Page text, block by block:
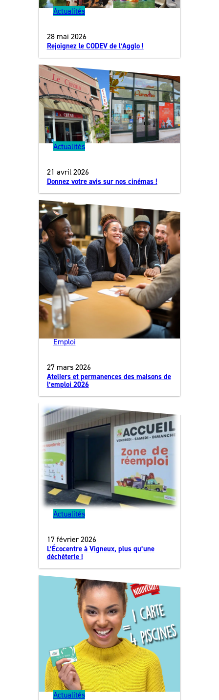
Actualités
28 mai 2026
Rejoignez le CODEV de l’Agglo !
Actualités
21 avril 2026
Donnez votre avis sur nos cinémas !
Emploi
27 mars 2026
Ateliers et permanences des maisons de
l’emploi 2026
Actualités
17 février 2026
L’Écocentre à Vigneux, plus qu’une
déchèterie !
Actualités